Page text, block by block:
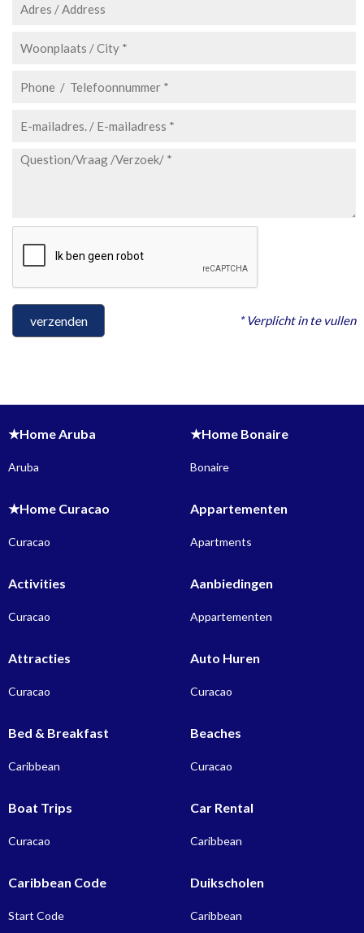
verzenden * Verplicht in te vullen
★Home Aruba
Aruba
★Home Bonaire
Bonaire
★Home Curacao
Curacao
Appartementen
Apartments
Activities
Curacao
Aanbiedingen
Appartementen
Attracties
Curacao
Auto Huren
Curacao
Bed & Breakfast
Caribbean
Beaches
Curacao
Boat Trips
Curacao
Car Rental
Caribbean
Caribbean Code
Start Code
Duikscholen
Caribbean